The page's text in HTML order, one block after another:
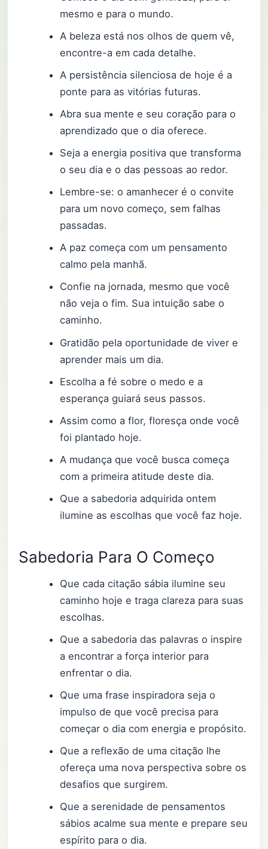
mesmo e para o mundo.
A beleza está nos olhos de quem vê,
encontre-a em cada detalhe.
A persistência silenciosa de hoje é a
ponte para as vitórias futuras.
Abra sua mente e seu coração para o
aprendizado que o dia oferece.
Seja a energia positiva que transforma
o seu dia e o das pessoas ao redor.
Lembre-se: o amanhecer é o convite
para um novo começo, sem falhas
passadas.
A paz começa com um pensamento
calmo pela manhã.
Confie na jornada, mesmo que você
não veja o fim. Sua intuição sabe o
caminho.
Gratidão pela oportunidade de viver e
aprender mais um dia.
Escolha a fé sobre o medo e a
esperança guiará seus passos.
Assim como a flor, floresça onde você
foi plantado hoje.
A mudança que você busca começa
com a primeira atitude deste dia.
Que a sabedoria adquirida ontem
ilumine as escolhas que você faz hoje.
Sabedoria Para O Começo
Que cada citação sábia ilumine seu
caminho hoje e traga clareza para suas
escolhas.
Que a sabedoria das palavras o inspire
a encontrar a força interior para
enfrentar o dia.
Que uma frase inspiradora seja o
impulso de que você precisa para
começar o dia com energia e propósito.
Que a reflexão de uma citação lhe
ofereça uma nova perspectiva sobre os
desafios que surgirem.
Que a serenidade de pensamentos
sábios acalme sua mente e prepare seu
espírito para o dia.